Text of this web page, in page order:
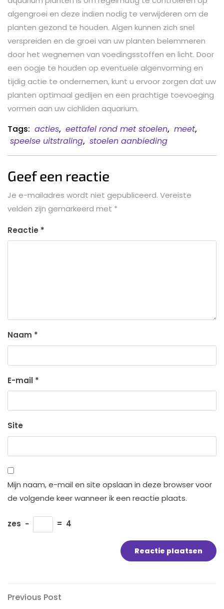
algengroei en deze indien nodig te verwijderen om de
planten gezond te houden. Algen kunnen zich snel
verspreiden en de groei van uw planten belemmeren
door het wegnemen van voedingsstoffen en licht. Door
een oogje te houden op eventuele algenvorming en
tijdig actie te ondernemen, kunt u ervoor zorgen dat uw
planten optimaal gedijen en een prachtige toevoeging
vormen aan uw cichliden aquarium.
Tags: acties, eettafel rond met stoelen, meet,
speelse uitstraling, stoelen aanbieding
Geef een reactie
Je e-mailadres wordt niet gepubliceerd. Vereiste
velden zijn gemarkeerd met *
Reactie *
Naam *
E-mail *
Site
Mijn naam, e-mail en site opslaan in deze browser voor
de volgende keer wanneer ik een reactie plaats.
zes − = 4
Bericht
Previous
Previous Post